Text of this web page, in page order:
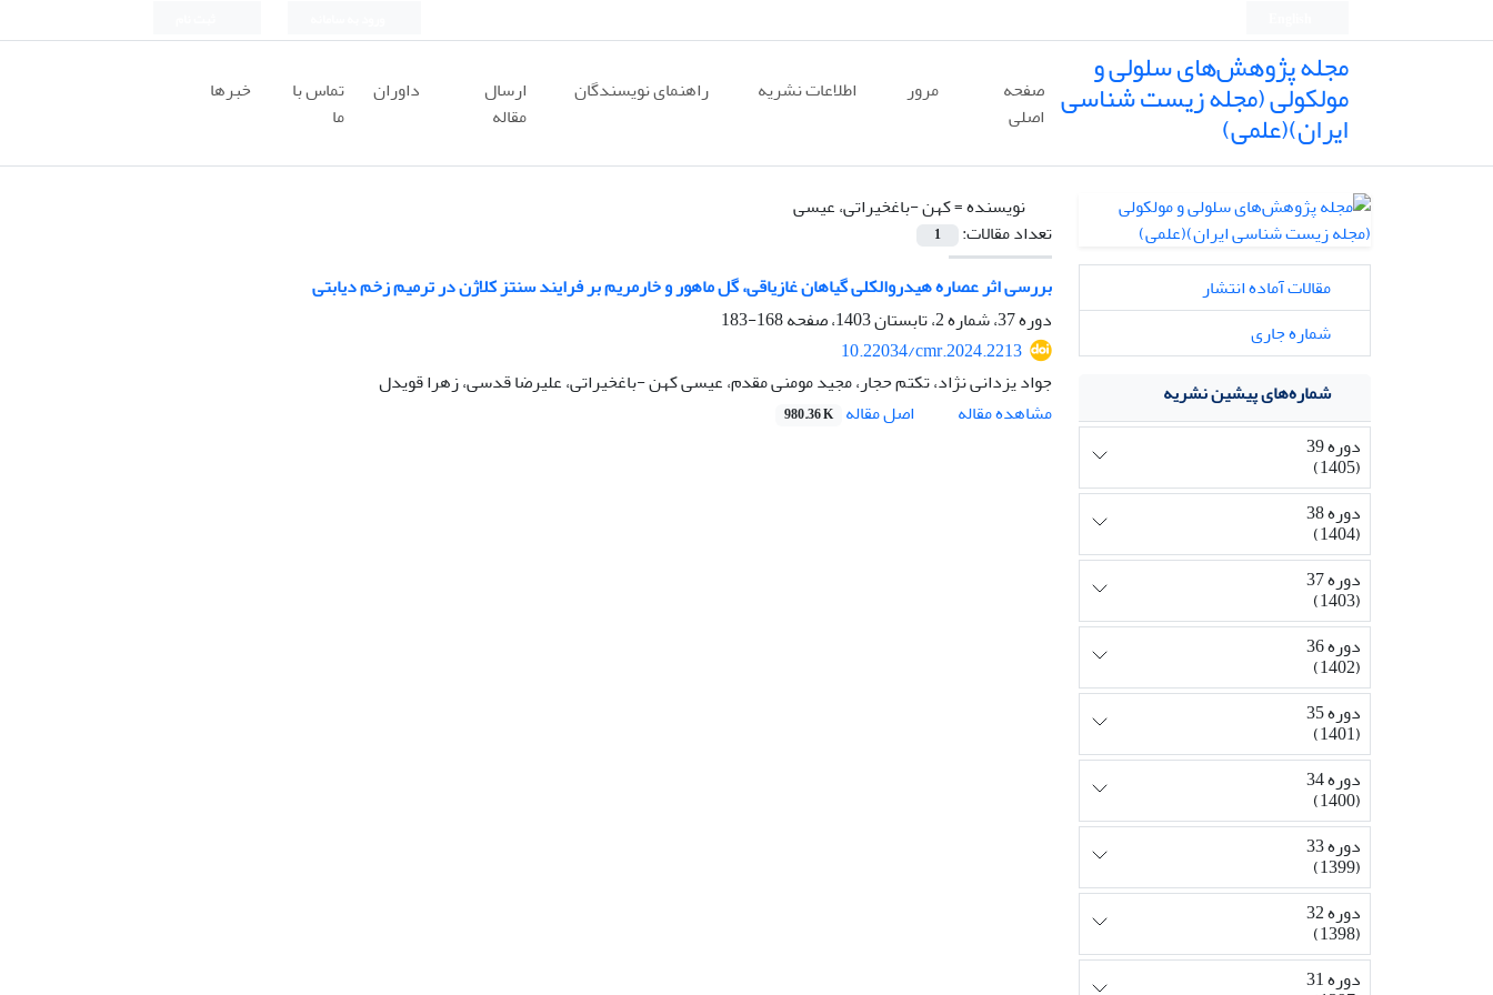
مجله پژوهش‌های سلولی و
مولکولی (مجله زیست شناسی
ایران)(علمی)
صفحه
اصلی
مرور اطلاعات نشریه راهنمای نویسندگان
ارسال
مقاله
داوران
تماس با
ما
خبرها
نویسنده =کهن -باغخیراتی، عیسی
تعداد مقالات:
1
بررسی اثر عصاره هیدروالکلی گیاهان غازیاقی، گل ماهور و خارمریم بر فرایند سنتز کلاژن در ترمیم زخم دیابتی
دوره 37، شماره 2، تابستان 1403، صفحه
168-183
10.22034/cmr.2024.2213
جواد یزدانی نژاد، تکتم حجار، مجید مومنی مقدم، عیسی کهن -باغخیراتی، علیرضا قدسی، زهرا قویدل
مشاهده مقاله
اصل مقاله 980.36 K
مقالات آماده انتشار
شماره جاری
شماره‌های پیشین نشریه
دوره 39
(1405)
دوره 38
(1404)
دوره 37
(1403)
دوره 36
(1402)
دوره 35
(1401)
دوره 34
(1400)
دوره 33
(1399)
دوره 32
(1398)
دوره 31